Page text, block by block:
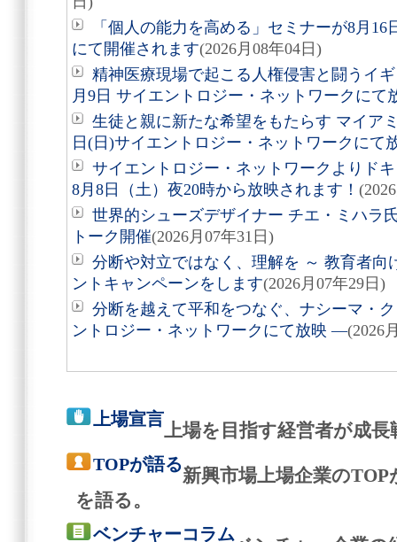
「個人の能力を高める」セミナーが8月
にて開催されます(2026月08年04日)
精神医療現場で起こる人権侵害と闘うイ
月9日 サイエントロジー・ネットワークにて
生徒と親に新たな希望をもたらす マイア
日(日)サイエントロジー・ネットワークにて
サイエントロジー・ネットワークよりド
8月8日（土）夜20時から放映されます！
世界的シューズデザイナー チエ・ミハラ
トーク開催(2026月07年31日)
分断や対立ではなく、理解を ～ 教育者向
ントキャンペーンをします(2026月07年29日)
分断を越えて平和をつなぐ、ナシーマ・
ントロジー・ネットワークにて放映 ―(2026
上場宣言
上場を目指す経営者が成
TOPが語る
新興市場上場企業の
を語る。
ベンチャーコラム